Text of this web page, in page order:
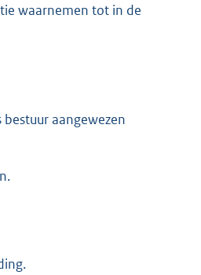
waarnemen tot in de
aangewezen